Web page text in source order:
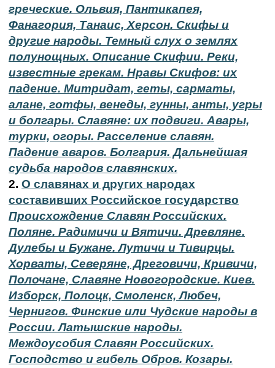
греческие. Ольвия, Пантикапея,
Фанагория, Танаис, Херсон. Скифы и
другие народы. Темный слух о землях
полунощных. Описание Скифии. Реки,
известные грекам. Нравы Скифов: их
падение. Митридат, геты, сарматы,
алане, готфы, венеды, гунны, анты, угры
и болгары. Славяне: их подвиги. Авары,
турки, огоры. Расселение славян.
Падение аваров. Болгария. Дальнейшая
судьба народов славянских.
2. О славянах и других народах
составивших Российское государство
Происхождение Славян Российских.
Поляне. Радимичи и Вятичи. Древляне.
Дулебы и Бужане. Лутичи и Тивирцы.
Хорваты, Северяне, Дреговичи, Кривичи,
Полочане, Славяне Новогородские. Киев.
Изборск, Полоцк, Смоленск, Любеч,
Чернигов. Финские или Чудские народы в
России. Латышские народы.
Междоусобия Славян Российских.
Господство и гибель Обров. Козары.